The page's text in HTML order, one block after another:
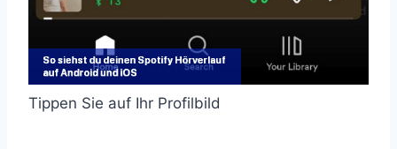
Tippen Sie auf Ihr Profilbild